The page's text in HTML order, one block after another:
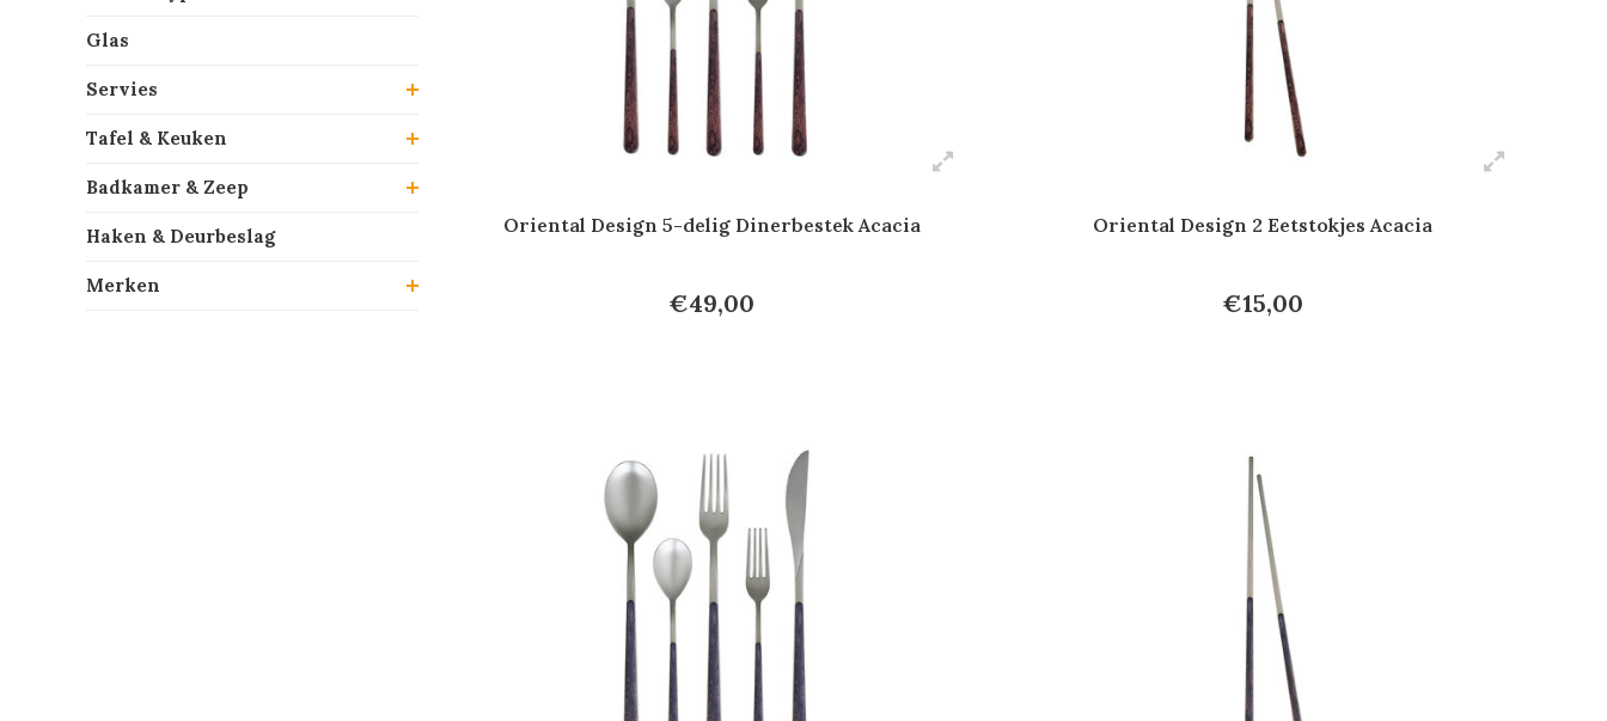
Glas
Servies
Tafel & Keuken
Badkamer & Zeep
Haken & Deurbeslag
Merken
Oriental Design 5-delig Dinerbestek Acacia
€49,00
Oriental Design 2 Eetstokjes Acacia
€15,00